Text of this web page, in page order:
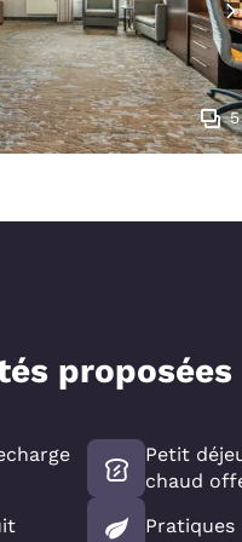
5
proposées
Petit
chaud
Pratiques